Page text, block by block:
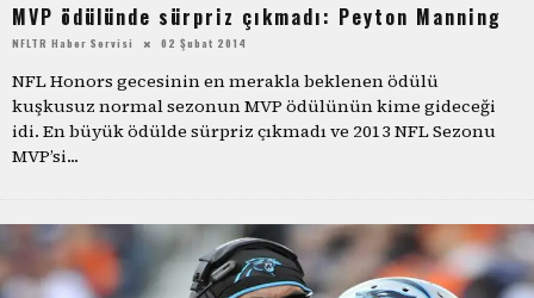
MVP ödülünde sürpriz çıkmadı: Peyton Manning
NFLTR Haber Servisi 02 Şubat 2014
NFL Honors gecesinin en merakla beklenen ödülü
kuşkusuz normal sezonun MVP ödülünün kime gideceği
idi. En büyük ödülde sürpriz çıkmadı ve 2013 NFL Sezonu
MVP’si...